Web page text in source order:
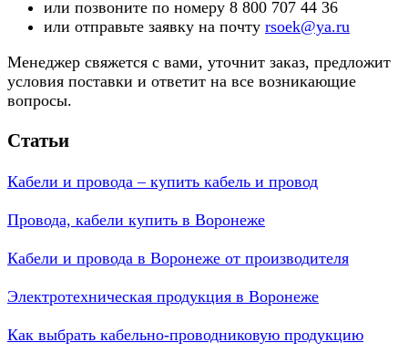
или позвоните по номеру 8 800 707 44 36
или отправьте заявку на почту rsoek@ya.ru
Менеджер свяжется с вами, уточнит заказ, предложит
условия поставки и ответит на все возникающие
вопросы.
Статьи
Кабели и провода – купить кабель и провод
Провода, кабели купить в Воронеже
Кабели и провода в Воронеже от производителя
Электротехническая продукция в Воронеже
Как выбрать кабельно-проводниковую продукцию